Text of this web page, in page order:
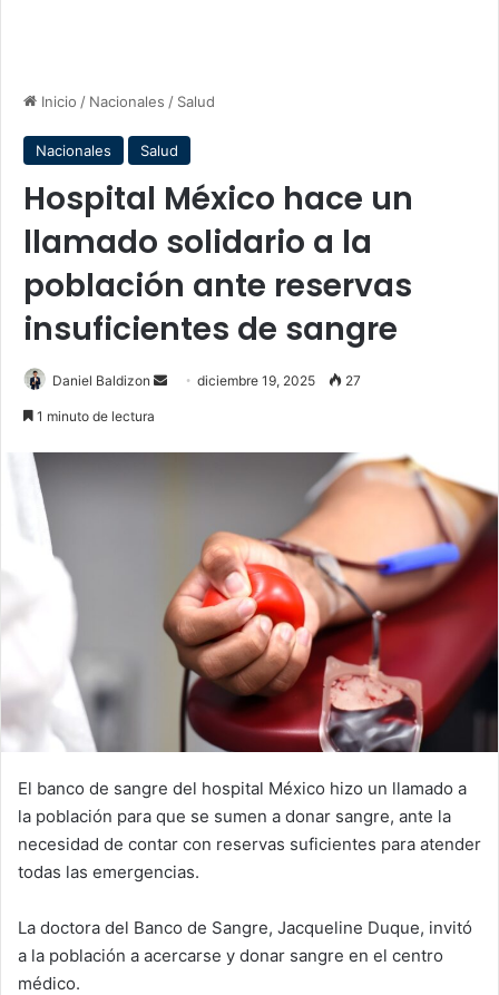
Inicio / Nacionales / Salud
Nacionales Salud
Hospital México hace un
llamado solidario a la
población ante reservas
insuficientes de sangre
Daniel Baldizon
Senddiciembre 19, 2025 27
1 minuto de lectura
El banco de sangre del hospital México hizo un llamado a
la población para que se sumen a donar sangre, ante la
necesidad de contar con reservas suficientes para atender
todas las emergencias.
La doctora del Banco de Sangre, Jacqueline Duque, invitó
a la población a acercarse y donar sangre en el centro
médico.